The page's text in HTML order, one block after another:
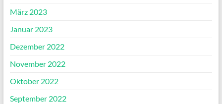
März 2023
Januar 2023
Dezember 2022
November 2022
Oktober 2022
September 2022